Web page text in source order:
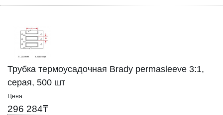
Трубка термоусадочная Brady permasleeve 3:1,
серая, 500 шт
Цена:
296 284₸